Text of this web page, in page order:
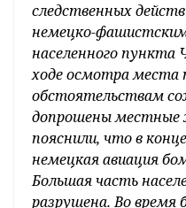
следственных
немецко-
населенного пункта
ходе осмотра места
обстоятельствам
допрошены местные
пояснили, что в
немецкая авиация
Большая часть
разрушена. Во время